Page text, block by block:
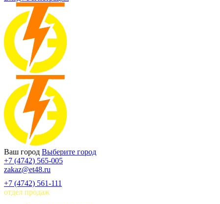
Ваш город Выберите город
+7 (4742) 565-005
zakaz@et48.ru
+7 (4742) 561-111
отдел продаж